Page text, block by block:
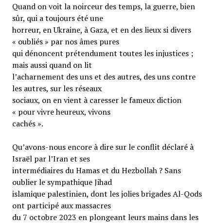
Quand on voit la noirceur des temps, la guerre, bien
sûr, qui a toujours été une
horreur, en Ukraine, à Gaza, et en des lieux si divers
« oubliés » par nos âmes pures
qui dénoncent prétendument toutes les injustices ;
mais aussi quand on lit
l’acharnement des uns et des autres, des uns contre
les autres, sur les réseaux
sociaux, on en vient à caresser le fameux diction
« pour vivre heureux, vivons
cachés ».
Qu’avons-nous encore à dire sur le conflit déclaré à
Israël par l’Iran et ses
intermédiaires du Hamas et du Hezbollah ? Sans
oublier le sympathique Jihad
islamique palestinien, dont les jolies brigades Al-Qods
ont participé aux massacres
du 7 octobre 2023 en plongeant leurs mains dans les